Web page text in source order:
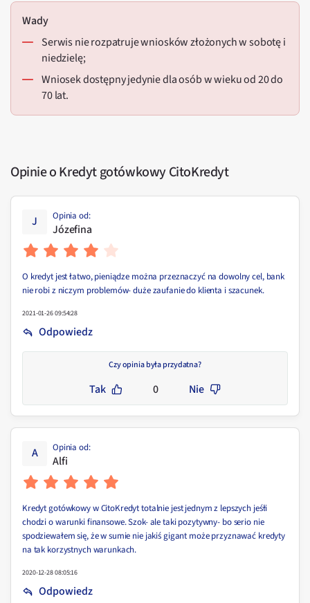
Wady
serwis nie rozpatruje wniosków złożonych w sobotę i
niedzielę;
wniosek dostępny jedynie dla osób w wieku od 20 do
70 lat.
Opinie o Kredyt gotówkowy CitoKredyt
J Opinia od:
Józefina
Czy opinia była przydatna?
Tak 0 Nie
O kredyt jest łatwo, pieniądze można przeznaczyć na dowolny cel, bank
nie robi z niczym problemów- duże zaufanie do klienta i szacunek.
2021-01-26 09:54:28
Odpowiedz
A Opinia od:
Alfi
Kredyt gotówkowy w CitoKredyt totalnie jest jednym z lepszych jeśłi
chodzi o warunki finansowe. Szok- ale taki pozytywny- bo serio nie
spodziewałem się, że w sumie nie jakiś gigant może przyznawać kredyty
na tak korzystnych warunkach.
2020-12-28 08:05:16
Odpowiedz